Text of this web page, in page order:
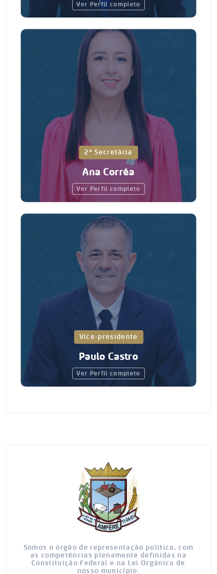
Ver Perfil completo
2ª Secretária
Ana Corrêa
Ver Perfil completo
Vice-presidente
Paulo Castro
Ver Perfil completo
Somos o órgão de representação política, com
as competências plenamente definidas na
Constituição Federal e na Lei Orgânica de
nosso município.